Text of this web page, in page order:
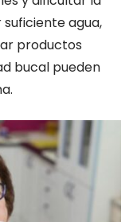
agua,
productos
bucal pueden